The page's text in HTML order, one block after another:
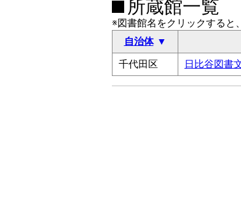
所蔵館一覧
※図書館名をクリックすると
自治体
千代田区 日比谷図書